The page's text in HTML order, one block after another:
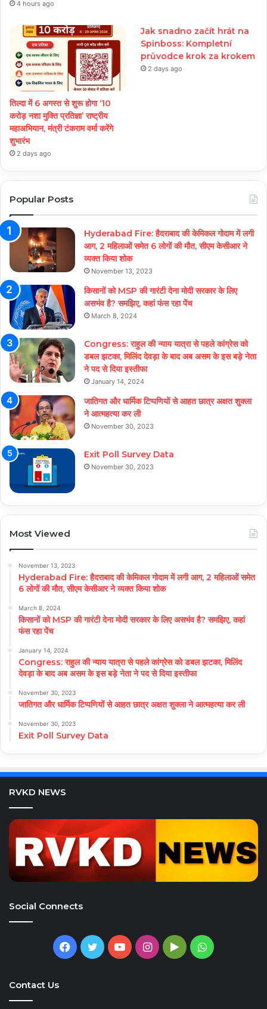
4 hours ago
तिल्दा में 6 अगस्त से शुरू होगा ‘10
करोड़ नशा मुक्ति प्रतिज्ञा’ राष्ट्रीय
महाअभियान, मंत्री टंकराम वर्मा करेंगे
शुभारंभ
2 days ago
Jak snadno začít hrát na
Spinboss: Kompletní
průvodce krok za krokem
2 days ago
Popular Posts
Hyderabad Fire: हैदराबाद की केमिकल गोदाम में लगी
आग, 2 महिलाओं समेत 6 लोगों की मौत, सीएम केसीआर ने
व्यक्त किया शोक
November 13, 2023
किसानों को MSP की गारंटी देना मोदी सरकार के लिए
असभंव है? समझिए, कहां फंस रहा पेंच
March 8, 2024
Congress: राहुल की न्याय यात्रा से पहले कांग्रेस को
डबल झटका, मिलिंद देवड़ा के बाद अब असम के इस बड़े नेता
ने पद से दिया इस्तीफा
January 14, 2024
जातिगत और धार्मिक टिप्पणियों से आहत छात्र अक्षत शुक्ला
ने आत्महत्या कर ली
November 30, 2023
Exit Poll Survey Data
November 30, 2023
Most Viewed
November 13, 2023
Hyderabad Fire: हैदराबाद की केमिकल गोदाम में लगी आग, 2 महिलाओं समेत
6 लोगों की मौत, सीएम केसीआर ने व्यक्त किया शोक
March 8, 2024
किसानों को MSP की गारंटी देना मोदी सरकार के लिए असभंव है? समझिए, कहां
फंस रहा पेंच
January 14, 2024
Congress: राहुल की न्याय यात्रा से पहले कांग्रेस को डबल झटका, मिलिंद
देवड़ा के बाद अब असम के इस बड़े नेता ने पद से दिया इस्तीफा
November 30, 2023
जातिगत और धार्मिक टिप्पणियों से आहत छात्र अक्षत शुक्ला ने आत्महत्या कर ली
November 30, 2023
Exit Poll Survey Data
RVKD NEWS
Social Connects
Facebook
TwitterYouTubeInstagram
GoogleWhatsApp
Contact Us